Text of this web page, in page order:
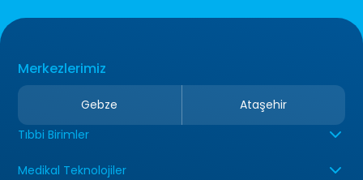
Merkezlerimiz
Gebze
Ataşehir
Tıbbi Birimler
Medikal Teknolojiler